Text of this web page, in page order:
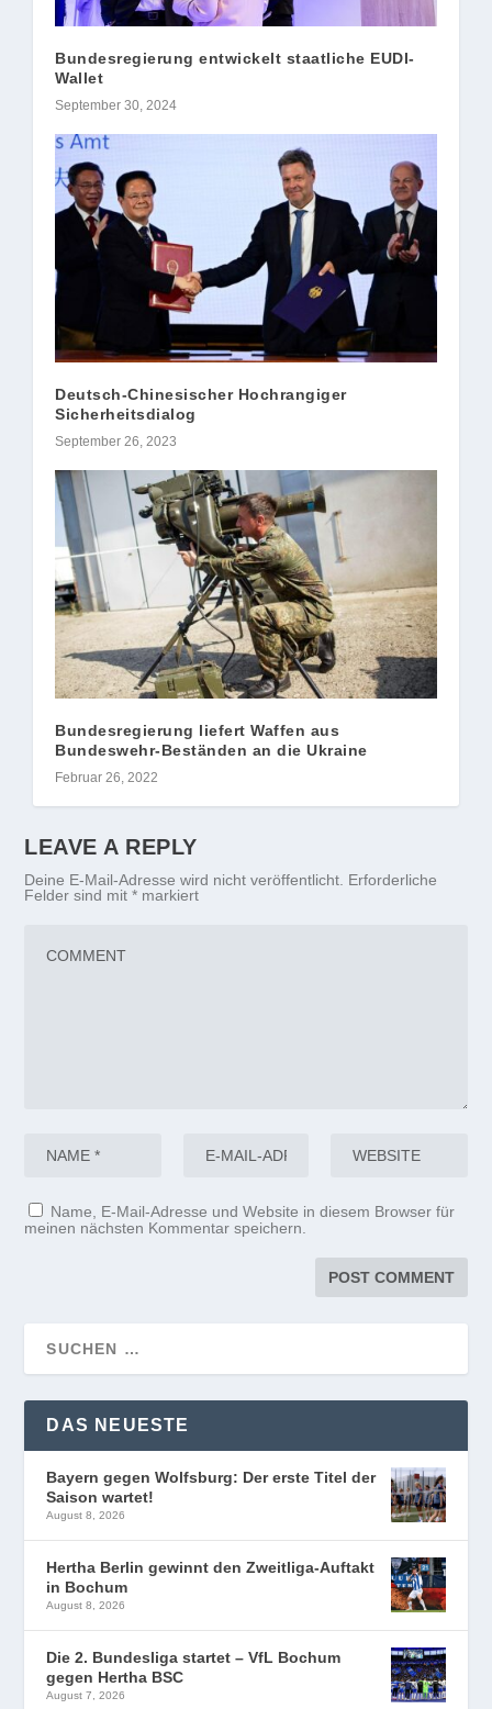
Bundesregierung entwickelt staatliche EUDI-
Wallet
September 30, 2024
Deutsch-Chinesischer Hochrangiger
Sicherheitsdialog
September 26, 2023
Bundesregierung liefert Waffen aus
Bundeswehr-Beständen an die Ukraine
Februar 26, 2022
LEAVE A REPLY
Deine E-Mail-Adresse wird nicht veröffentlicht. Erforderliche
Felder sind mit* markiert
Name, E-Mail-Adresse und Website in diesem Browser für
meinen nächsten Kommentar speichern.
DAS NEUESTE
Bayern gegen Wolfsburg: Der erste Titel der
Saison wartet!
August 8, 2026
Hertha Berlin gewinnt den Zweitliga-Auftakt
in Bochum
August 8, 2026
Die 2. Bundesliga startet – VfL Bochum
gegen Hertha BSC
August 7, 2026